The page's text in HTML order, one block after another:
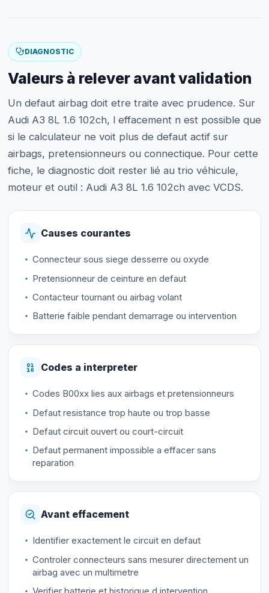
DIAGNOSTIC
Valeurs à relever avant validation
Un defaut airbag doit etre traite avec prudence. Sur
Audi A3 8L 1.6 102ch, l effacement n est possible que
si le calculateur ne voit plus de defaut actif sur
airbags, pretensionneurs ou connectique. Pour cette
fiche, le diagnostic doit rester lié au trio véhicule,
moteur et outil : Audi A3 8L 1.6 102ch avec VCDS.
Causes courantes
Connecteur sous siege desserre ou oxyde
Pretensionneur de ceinture en defaut
Contacteur tournant ou airbag volant
Batterie faible pendant demarrage ou intervention
Codes a interpreter
Codes B00xx lies aux airbags et pretensionneurs
Defaut resistance trop haute ou trop basse
Defaut circuit ouvert ou court-circuit
Defaut permanent impossible a effacer sans
reparation
Avant effacement
Identifier exactement le circuit en defaut
Controler connecteurs sans mesurer directement un
airbag avec un multimetre